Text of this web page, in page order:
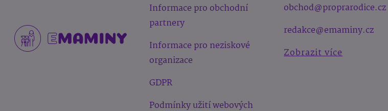
Informace pro obchodní
partnery
Informace pro neziskové
organizace
GDPR
Podmínky užití webových
obchod@proprarodice.cz
redakce@emaminy.cz
Zobrazit více